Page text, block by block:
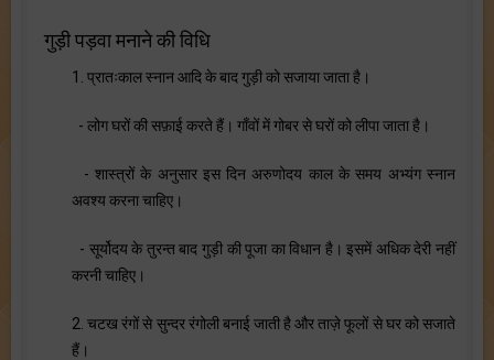
गुड़ी पड़वा मनाने की विधि
1. प्रातःकाल स्नान आदि के बाद गुड़ी को सजाया जाता है।
- लोग घरों की सफ़ाई करते हैं। गाँवों में गोबर से घरों को लीपा जाता है।
- शास्त्रों के अनुसार इस दिन अरुणोदय काल के समय अभ्यंग स्नान
अवश्य करना चाहिए।
- सूर्योदय के तुरन्त बाद गुड़ी की पूजा का विधान है। इसमें अधिक देरी नहीं
करनी चाहिए।
2. चटख रंगों से सुन्दर रंगोली बनाई जाती है और ताज़े फूलों से घर को सजाते
हैं।